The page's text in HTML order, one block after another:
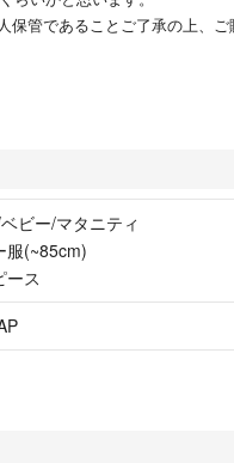
保管であることご了承の上、ご
ビー/マタニティ
服(~85cm)
ース